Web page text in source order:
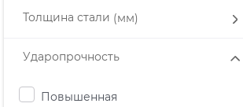
Толщина стали (мм)
Ударопрочность
Повышенная